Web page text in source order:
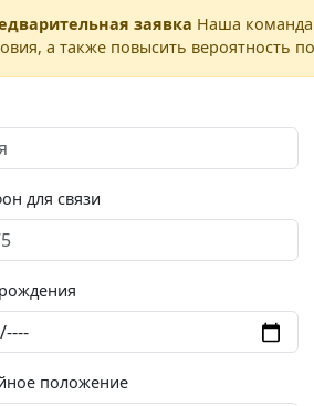
заявка Наша
а также повысить вероятность
для связи
положение